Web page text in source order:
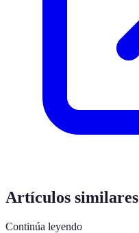
Artículos similares
Continúa leyendo